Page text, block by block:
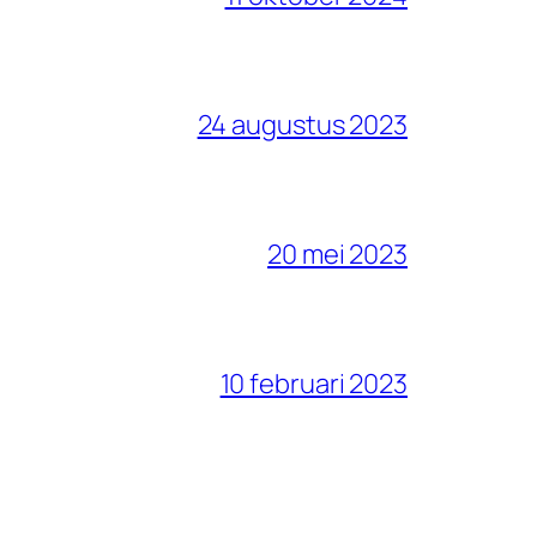
24 augustus 2023
20 mei 2023
10 februari 2023